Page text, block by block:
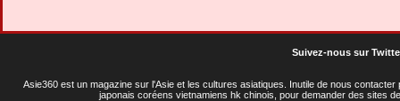
Suivez-nous sur
Asie360 est un magazine sur l'Asie et les cultures asiatiques . Inutile de nous
japonais coréens vietnamiens hk chinois, pour demander des sites